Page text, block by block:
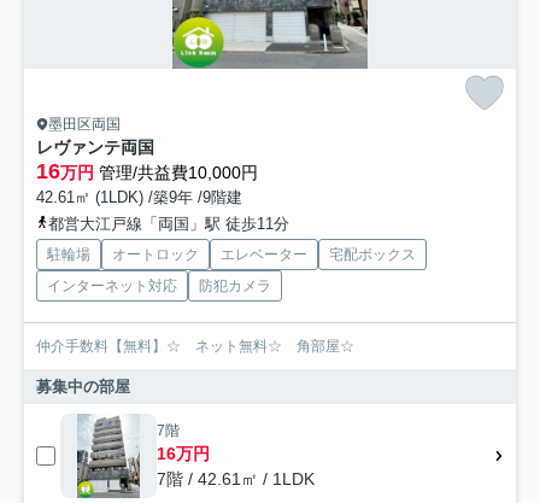
墨田区両国
レヴァンテ両国
16万円 管理/共益費10,000円
42.61㎡ (1LDK) /築9年 /9階建
都営大江戸線「両国」駅 徒歩11分
駐輪場 オートロック エレベーター
宅配ボックス
インターネット対応
防犯カメラ
仲介手数料【無料】☆ ネット無料☆ 角部屋☆
募集中の部屋
7階
16万円
7階 / 42.61㎡ / 1LDK